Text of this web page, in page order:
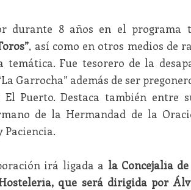
durante 8 años en el programa
, así como en otros medios de
temática. Fue tesorero de la
Garrocha” además de ser
Puerto. Destaca también entre
de la Hermandad de la
Paciencia.
irá ligada a la Concejalía
que será dirigida por